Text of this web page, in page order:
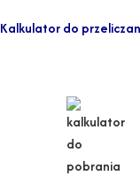
Kalkulator do